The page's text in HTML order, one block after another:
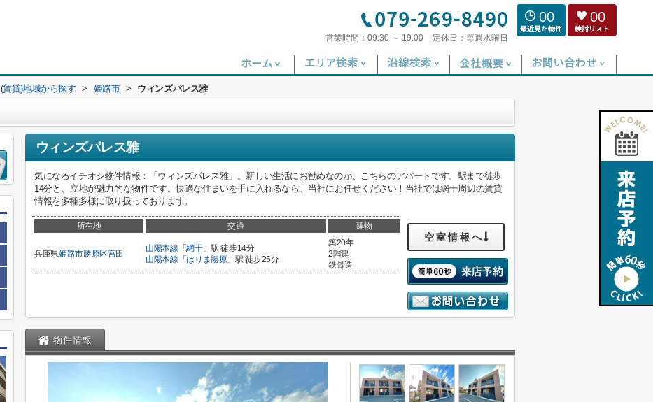
営業時間： 09:30 ～ 19:00 定休日： 毎週水曜日
00 00
(賃貸)地域から探す > 姫路市 > ウィンズパレス雅
ウィンズパレス雅
気になるイチオシ物件情報：「ウィンズパレス雅」。新しい生活にお勧めなのが、こちらのアパートです。駅まで徒歩
14分と、立地が魅力的な物件です。快適な住まいを手に入れるなら、当社にお任せください！当社では網干周辺の賃貸
情報を多種多様に取り扱っております。
所在地 交通 建物
兵庫県姫路市勝原区宮田
山陽本線 「網干」駅 徒歩14分
山陽本線 「はりま勝原」駅 徒歩25分
築20年
2階建
鉄骨造
空室情報へ
物件情報